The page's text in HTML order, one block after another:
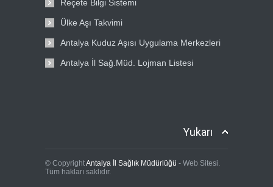
Reçete Bilgi Sistemi
Ülke Aşı Takvimi
Antalya Kuduz Aşısı Uygulama Merkezleri
Antalya İl Sağ.Müd. Lojman Listesi
Yukarı
© CopyrightAntalya İl Sağlık Müdürlüğü - Web Sitesi.
Tüm hakları saklıdır.